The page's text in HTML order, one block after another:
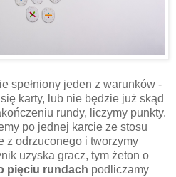
spełniony jeden z warunków -
karty, lub nie będzie już skąd
rundy, liczymy punkty.
po jednej karcie ze stosu
z odrzuconego i tworzymy
uzyska gracz, tym żeton o
pięciu rundach podliczamy